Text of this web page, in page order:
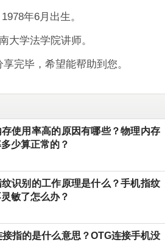
年6月出生。
大学法学院讲师。
完毕，希望能帮助到您。
使用率高的原因有哪些？物理内存
少算正常的？
识别的工作原理是什么？手机指纹
敏了怎么办？
接指的是什么意思？OTG连接手机没